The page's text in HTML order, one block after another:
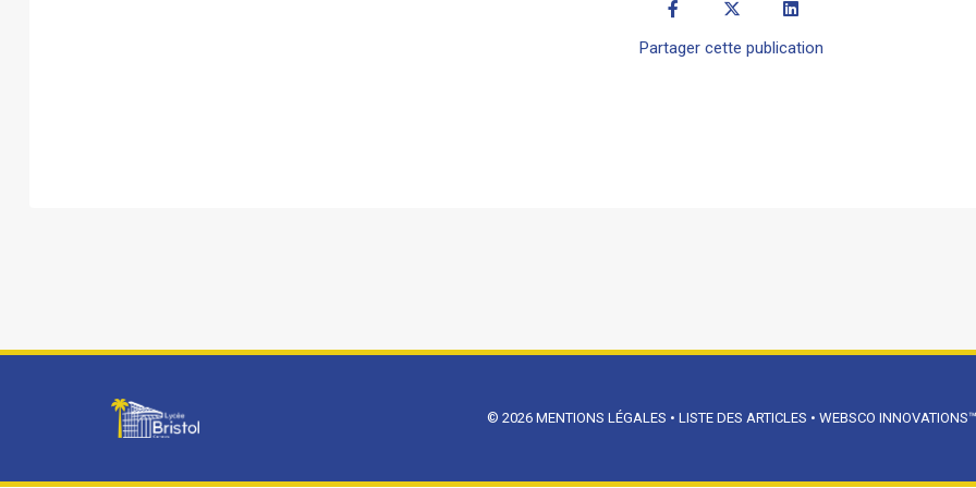
Partager cette publication
© 2026 MENTIONS LÉGALES • LISTE DES ARTICLES • WEBSCO INNOVATIONS™